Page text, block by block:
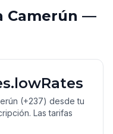
Camerún —
(+237) desde tu
Las tarifas